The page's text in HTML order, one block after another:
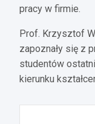
pracy w firmie.
Prof. Krzysztof
zapoznały się z
studentów
kierunku